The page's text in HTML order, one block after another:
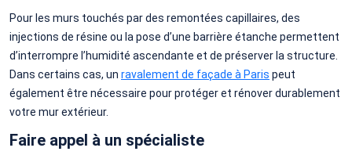
Pour les murs touchés par des remontées capillaires, des
injections de résine ou la pose d’une barrière étanche permettent
d’interrompre l’humidité ascendante et de préserver la structure.
Dans certains cas, un ravalement de façade à Paris peut
également être nécessaire pour protéger et rénover durablement
votre mur extérieur.
Faire appel à un spécialiste